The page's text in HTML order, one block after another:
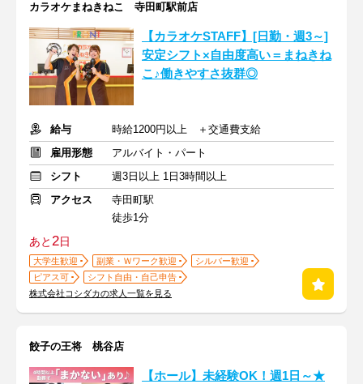
カラオケまねきねこ 寺田町駅前店
【カラオケSTAFF】[日勤・週3～]
安定シフト×自由度高い＝まねきね
こ♪働きやすさ抜群◎
給与
時給1200円以上 ＋交通費支給
雇用形態
アルバイト・パート
シフト
週3日以上 1日3時間以上
アクセス
寺田町駅
徒歩1分
あと2日
大学生歓迎 副業・Ｗワーク歓迎
シルバー歓迎
ピアス可
シフト自由・自己申告
株式会社コシダカの求人一覧を見る
餃子の王将 桃谷店
【ホール】未経験OK！週1日～★